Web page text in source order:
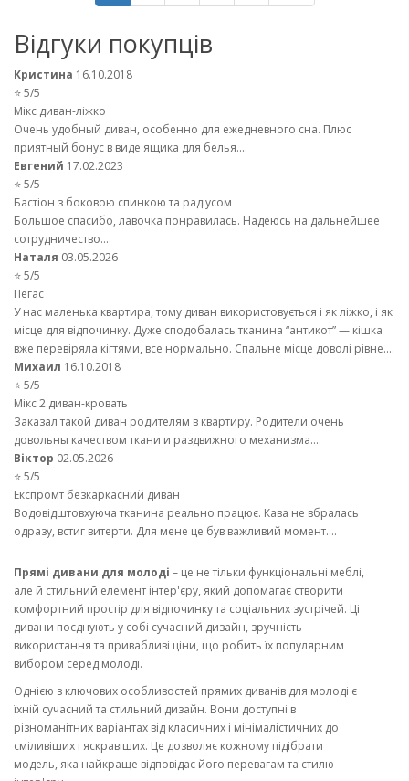
Відгуки покупців
Кристина 16.10.2018
⭐ 5/5
Мікс диван-ліжко
Очень удобный диван, особенно для ежедневного сна. Плюс
приятный бонус в виде ящика для белья....
Евгений 17.02.2023
⭐ 5/5
Бастіон з боковою спинкою та радіусом
Большое спасибо, лавочка понравилась. Надеюсь на дальнейшее
сотрудничество....
Наталя 03.05.2026
⭐ 5/5
Пегас
У нас маленька квартира, тому диван використовується і як ліжко, і як
місце для відпочинку. Дуже сподобалась тканина “антикот” — кішка
вже перевіряла кігтями, все нормально. Спальне місце доволі рівне....
Михаил 16.10.2018
⭐ 5/5
Мікс 2 диван-кровать
Заказал такой диван родителям в квартиру. Родители очень
довольны качеством ткани и раздвижного механизма....
Віктор 02.05.2026
⭐ 5/5
Експромт безкаркасний диван
Водовідштовхуюча тканина реально працює. Кава не вбралась
одразу, встиг витерти. Для мене це був важливий момент....
Прямі дивани для молоді – це не тільки функціональні меблі,
але й стильний елемент інтер'єру, який допомагає створити
комфортний простір для відпочинку та соціальних зустрічей. Ці
дивани поєднують у собі сучасний дизайн, зручність
використання та привабливі ціни, що робить їх популярним
вибором серед молоді.
Однією з ключових особливостей прямих диванів для молоді є
їхній сучасний та стильний дизайн. Вони доступні в
різноманітних варіантах від класичних і мінімалістичних до
сміливіших і яскравіших. Це дозволяє кожному підібрати
модель, яка найкраще відповідає його перевагам та стилю